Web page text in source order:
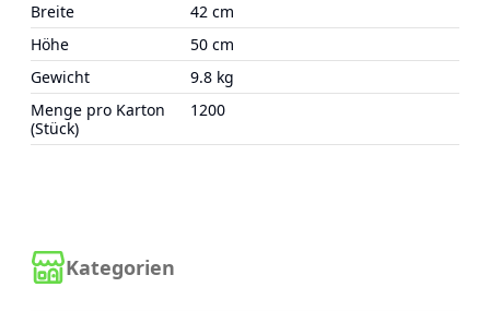
Kategorien
Breite
42 cm
Höhe
50 cm
Gewicht
9.8 kg
Menge pro Karton
(Stück)
1200